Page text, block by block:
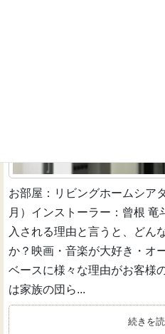
お部屋：リビングホームシア
月）インストーラー：曾根
入される理由と言うと、どん
か？映画・音楽が大好き・オ
ベースに様々な理由がお客様
は家族の団ら...
続きを